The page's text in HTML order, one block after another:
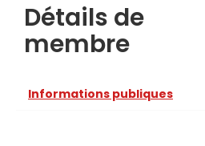
Détails de
membre
Informations publiques